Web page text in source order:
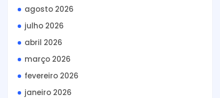
agosto 2026
julho 2026
abril 2026
março 2026
fevereiro 2026
janeiro 2026